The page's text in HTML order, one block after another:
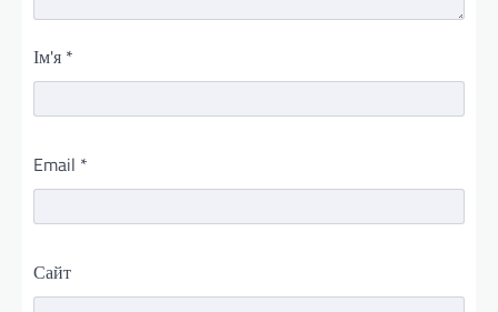
Ім'я *
Email *
Сайт